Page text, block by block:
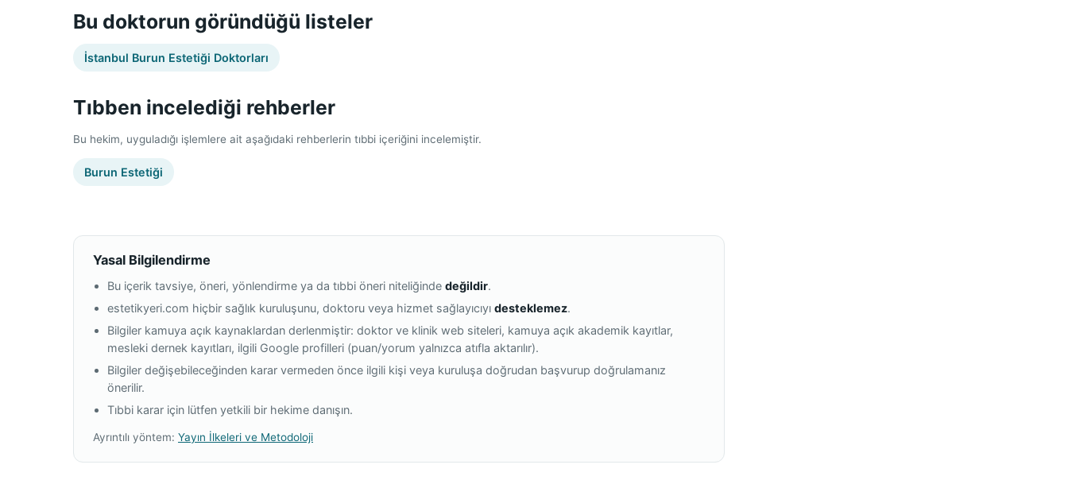
Bu doktorun göründüğü listeler
İstanbul Burun Estetiği Doktorları
Tıbben incelediği rehberler
Bu hekim, uyguladığı işlemlere ait aşağıdaki rehberlerin tıbbi içeriğini incelemiştir.
Burun Estetiği
Yasal Bilgilendirme
Bu içerik tavsiye, öneri, yönlendirme ya da tıbbi öneri niteliğinde değildir.
estetikyeri.com hiçbir sağlık kuruluşunu, doktoru veya hizmet sağlayıcıyı desteklemez.
Bilgiler kamuya açık kaynaklardan derlenmiştir: doktor ve klinik web siteleri, kamuya açık akademik kayıtlar,
mesleki dernek kayıtları, ilgili Google profilleri (puan/yorum yalnızca atıfla aktarılır).
Bilgiler değişebileceğinden karar vermeden önce ilgili kişi veya kuruluşa doğrudan başvurup doğrulamanız
önerilir.
Tıbbi karar için lütfen yetkili bir hekime danışın.
Ayrıntılı yöntem: Yayın İlkeleri ve Metodoloji